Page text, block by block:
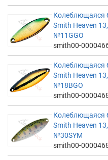
Колеблющаяся
Smith Heaven
№11GGO
smith00-
Колеблющаяся
Smith Heaven
№18BGO
smith00-
Колеблющаяся
Smith Heaven
№30SYM
smith00-